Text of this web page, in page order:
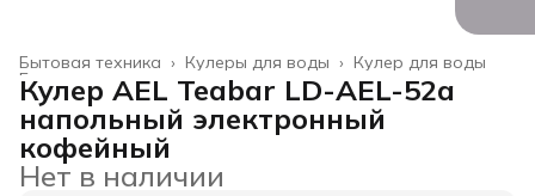
Кулер для воды
Кулеры для воды ›
Бытовая техника ›
Главная
Кулер AEL Teabar LD-AEL-52a
напольный электронный
кофейный
Нет в наличии